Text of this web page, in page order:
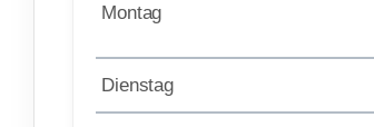
Montag
Dienstag